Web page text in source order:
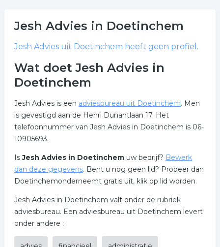
Jesh Advies in Doetinchem
Jesh Adviesuit Doetinchem heeft geen profiel.
Wat doet Jesh Advies in
Doetinchem
Jesh Advies is een adviesbureau uit Doetinchem. Men
is gevestigd aan de Henri Dunantlaan 17. Het
telefoonnummer van Jesh Advies in Doetinchem is 06-
10905693.
IsJesh Advies in Doetinchemuw bedrijf? Bewerk
dan deze gegevens. Bent u nog geen lid? Probeer dan
Doetinchemonderneemt gratis uit, klik op lid worden.
Jesh Advies in Doetinchem valt onder de rubriek
adviesbureau. Een adviesbureau uit Doetinchem levert
onder andere :